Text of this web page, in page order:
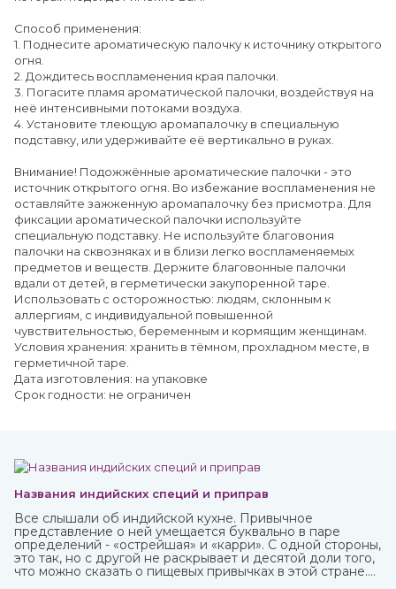
Способ применения:
1. Поднесите ароматическую палочку к источнику открытого
огня.
2. Дождитесь воспламенения края палочки.
3. Погасите пламя ароматической палочки, воздействуя на
неё интенсивными потоками воздуха.
4. Установите тлеющую аромапалочку в специальную
подставку, или удерживайте её вертикально в руках.
Внимание! Подожжённые ароматические палочки - это
источник открытого огня. Во избежание воспламенения не
оставляйте зажженную аромапалочку без присмотра. Для
фиксации ароматической палочки используйте
специальную подставку. Не используйте благовония
палочки на сквозняках и в близи легко воспламеняемых
предметов и веществ. Держите благовонные палочки
вдали от детей, в герметически закупоренной таре.
Использовать с осторожностью: людям, склонным к
аллергиям, с индивидуальной повышенной
чувствительностью, беременным и кормящим женщинам.
Условия хранения: хранить в тёмном, прохладном месте, в
герметичной таре.
Дата изготовления: на упаковке
Срок годности: не ограничен
Названия индийских специй и приправ
Все слышали об индийской кухне. Привычное
представление о ней умещается буквально в паре
определений - «острейшая» и «карри». С одной стороны,
это так, но с другой не раскрывает и десятой доли того,
что можно сказать о пищевых привычках в этой стране.